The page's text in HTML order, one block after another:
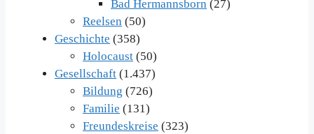
Bad Hermannsborn (27)
Reelsen (50)
Geschichte (358)
Holocaust (50)
Gesellschaft (1.437)
Bildung (726)
Familie (131)
Freundeskreise (323)